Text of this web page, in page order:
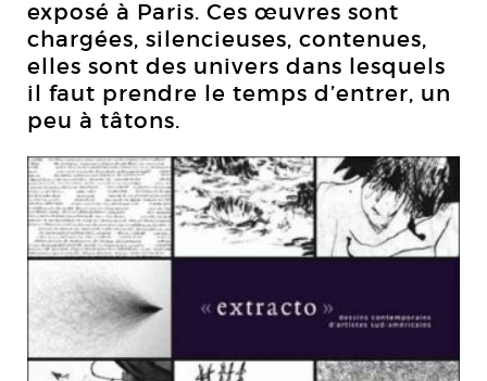
exposé à Paris. Ces œuvres sont
chargées, silencieuses, contenues,
elles sont des univers dans lesquels
il faut prendre le temps d’entrer, un
peu à tâtons.